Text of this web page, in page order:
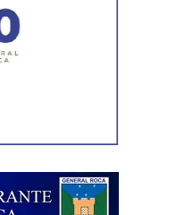
encontró el teléfono
propiedad. Además,